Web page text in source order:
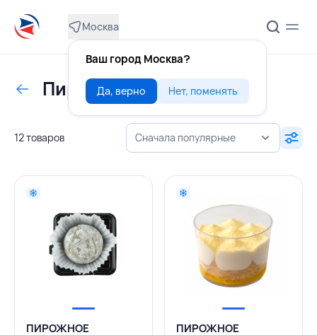
Москва
Ваш город Москва?
Да, верно Нет, поменять
Пирожные
12 товаров Сначала популярные
ПИРОЖНОЕ
ПИРОЖНОЕ